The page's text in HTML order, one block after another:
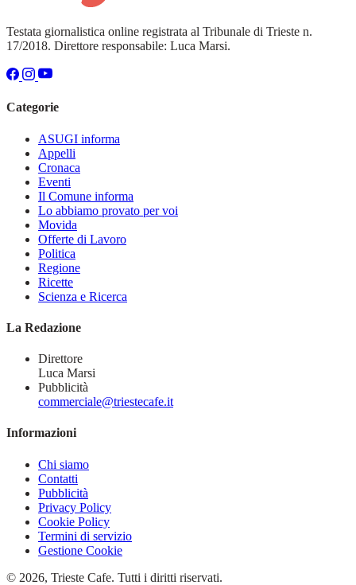
Testata giornalistica online registrata al Tribunale di Trieste n.
17/2018. Direttore responsabile: Luca Marsi.
Categorie
ASUGI informa
Appelli
Cronaca
Eventi
Il Comune informa
Lo abbiamo provato per voi
Movida
Offerte di Lavoro
Politica
Regione
Ricette
Scienza e Ricerca
La Redazione
Direttore
Luca Marsi
Pubblicità
commerciale@triestecafe.it
Informazioni
Chi siamo
Contatti
Pubblicità
Privacy Policy
Cookie Policy
Termini di servizio
Gestione Cookie
© 2026, Trieste Cafe. Tutti i diritti riservati.